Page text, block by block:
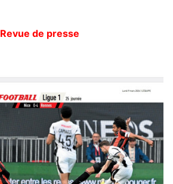
Revue de presse